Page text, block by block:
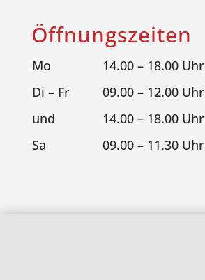
Öffnungszeiten
Mo
14.00 – 18.00 Uhr
Di – Fr
09.00 – 12.00 Uhr
und
14.00 – 18.00 Uhr
Sa
09.00 – 11.30 Uhr